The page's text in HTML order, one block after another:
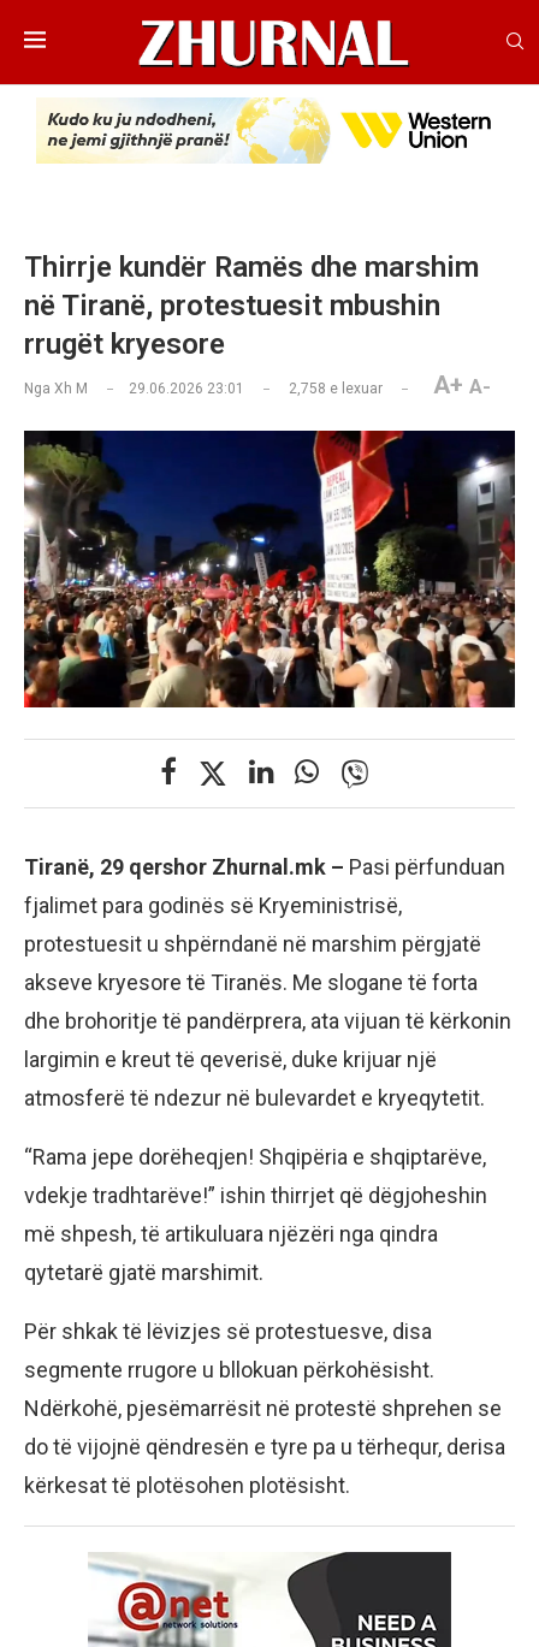
Thirrje kundër Ramës dhe marshim
në Tiranë, protestuesit mbushin
rrugët kryesore
Nga Xh M 29.06.2026 23:01 2,758 e lexuar A+ A-
Tiranë, 29 qershor Zhurnal.mk – Pasi përfunduan
fjalimet para godinës së Kryeministrisë,
protestuesit u shpërndanë në marshim përgjatë
akseve kryesore të Tiranës. Me slogane të forta
dhe brohoritje të pandërprera, ata vijuan të kërkonin
largimin e kreut të qeverisë, duke krijuar një
atmosferë të ndezur në bulevardet e kryeqytetit.
“Rama jepe dorëheqjen! Shqipëria e shqiptarëve,
vdekje tradhtarëve!” ishin thirrjet që dëgjoheshin
më shpesh, të artikuluara njëzëri nga qindra
qytetarë gjatë marshimit.
Për shkak të lëvizjes së protestuesve, disa
segmente rrugore u bllokuan përkohësisht.
Ndërkohë, pjesëmarrësit në protestë shprehen se
do të vijojnë qëndresën e tyre pa u tërhequr, derisa
kërkesat të plotësohen plotësisht.